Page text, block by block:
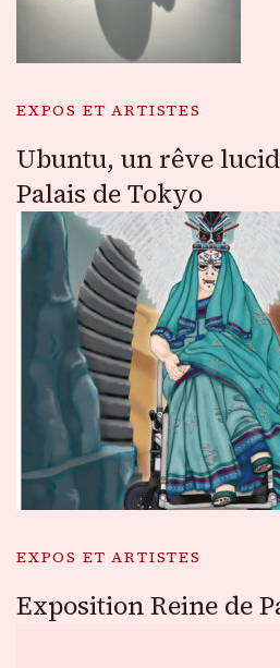
EXPOS ET ARTISTES
Ubuntu, un rêve
Palais de Tokyo
EXPOS ET ARTISTES
Exposition Reine de